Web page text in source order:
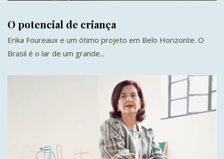
O potencial de criança
Erika Foureaux e um ótimo projeto em Belo Horizonte. O
Brasil é o lar de um grande...